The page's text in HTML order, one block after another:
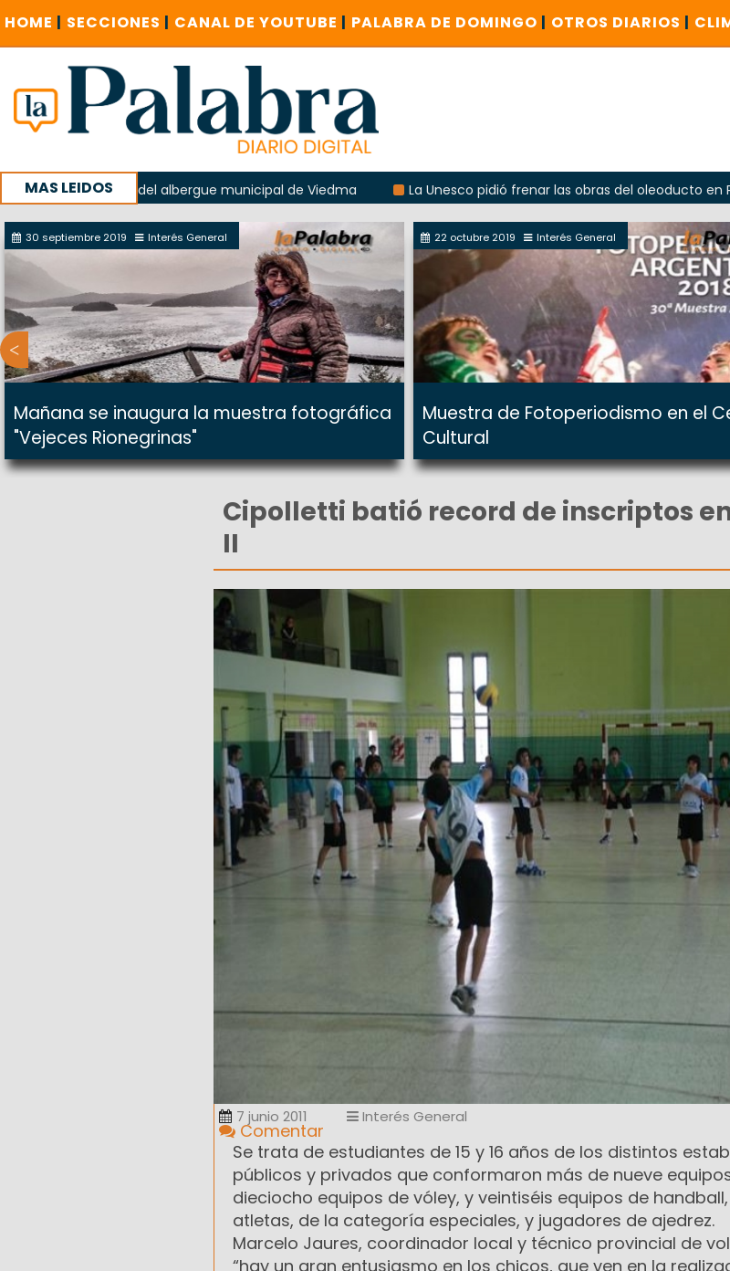
HOME | SECCIONES | CANAL DE YOUTUBE | PALABRA DE DOMINGO | OTROS DIARIOS |
MAS LEIDOS
explosión del albergue municipal de Viedma La Unesco pidió frenar las obras del oleoducto en Punta
con un encuentro provincial en Roca
30 septiembre 2019 Interés General
Mañana se inaugura la muestra fotográfica
"Vejeces Rionegrinas"
22 octubre 2019 Interés General
Muestra de Fotoperiodismo en el
Cultural
Cipolletti batió record de inscriptos
II
7 junio 2011 Interés General
Comentar
Se trata de estudiantes de 15 y 16 años de los distintos
públicos y privados que conformaron más de nueve
dieciocho equipos de vóley, y veintiséis equipos de
atletas, de la categoría especiales, y jugadores de ajedrez.
Marcelo Jaures, coordinador local y técnico provincial de
“hay un gran entusiasmo en los chicos, que ven en la